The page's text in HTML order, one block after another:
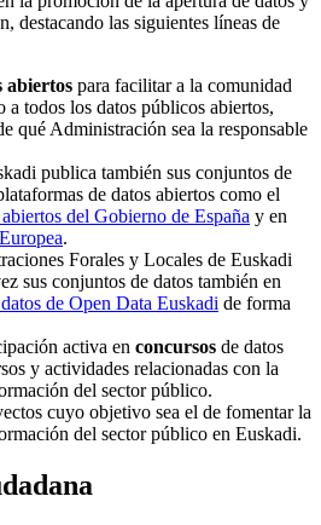
destacando las siguientes líneas de
abiertos para facilitar a la comunidad
a todos los datos públicos abiertos,
qué Administración sea la responsable
publica también sus conjuntos de
de datos abiertos como el
del Gobierno de España y en
.
Forales y Locales de Euskadi
sus conjuntos de datos también en
de Open Data Euskadi de forma
activa en concursos de datos
y actividades relacionadas con la
del sector público.
cuyo objetivo sea el de fomentar la
del sector público en Euskadi.